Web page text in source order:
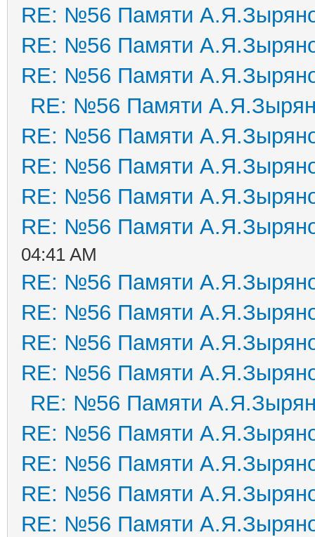
RE: №56 Памяти
RE: №56 Памяти
RE: №56 Памяти
RE: №56 Памяти
RE: №56 Памяти
RE: №56 Памяти
RE: №56 Памяти
RE: №56 Памяти
04:41 AM
RE: №56 Памяти
RE: №56 Памяти
RE: №56 Памяти
RE: №56 Памяти
RE: №56 Памяти
RE: №56 Памяти
RE: №56 Памяти
RE: №56 Памяти
RE: №56 Памяти